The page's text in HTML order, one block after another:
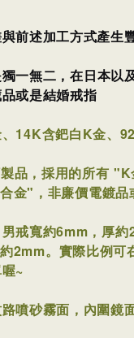
前述加工方式產生
一無二，在日本以
或是結婚戒指
14K含鈀白K金、
採用的所有 "K
金"，非廉價電鍍品
戒寬約6mm，厚
2mm。 實際比例可
~
噴砂霧面，內圍鏡